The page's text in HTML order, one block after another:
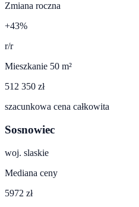
Zmiana roczna
+43%
r/r
Mieszkanie 50 m²
512 350 zł
szacunkowa cena całkowita
Sosnowiec
woj. slaskie
Mediana ceny
5972 zł